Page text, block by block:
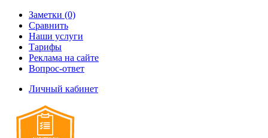
Заметки (0)
Сравнить
Наши услуги
Тарифы
Реклама на сайте
Вопрос-ответ
Личный кабинет